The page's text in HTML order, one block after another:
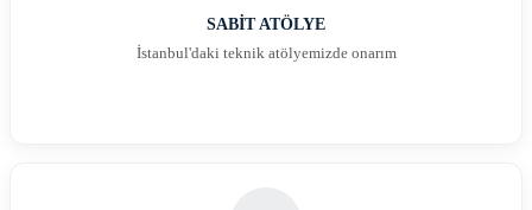
SABİT ATÖLYE
İstanbul'daki teknik atölyemizde onarım